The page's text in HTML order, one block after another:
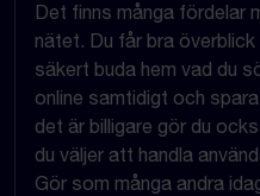
Det finns många fördelar
nätet. Du får bra
säkert buda hem vad du
online samtidigt och
det är billigare gör du
du väljer att handla
Gör som många andra